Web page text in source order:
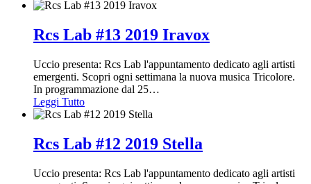
Rcs Lab #13 2019 Iravox
Uccio presenta: Rcs Lab l'appuntamento dedicato agli artisti
emergenti. Scopri ogni settimana la nuova musica Tricolore.
In programmazione dal 25…
Leggi Tutto
Rcs Lab #12 2019 Stella
Uccio presenta: Rcs Lab l'appuntamento dedicato agli artisti